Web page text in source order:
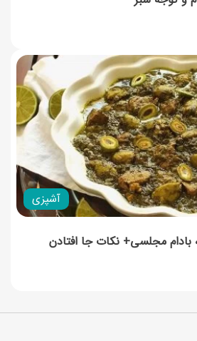
آشپزی
مجلسی+ نکات جا افتادن